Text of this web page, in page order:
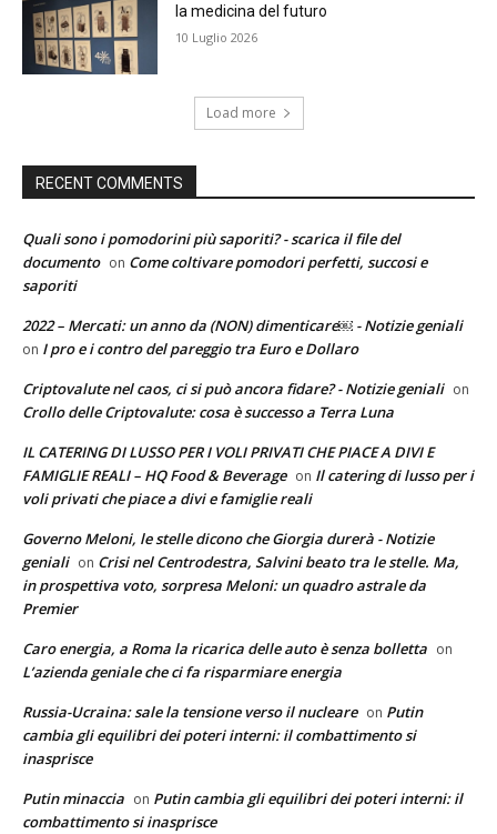
la medicina del futuro
10 Luglio 2026
Load more
RECENT COMMENTS
Quali sono i pomodorini più saporiti? - scarica il file del
documento on Come coltivare pomodori perfetti, succosi e
saporiti
2022 – Mercati: un anno da (NON) dimenticare￼ - Notizie geniali
on I pro e i contro del pareggio tra Euro e Dollaro
Criptovalute nel caos, ci si può ancora fidare? - Notizie geniali on
Crollo delle Criptovalute: cosa è successo a Terra Luna
IL CATERING DI LUSSO PER I VOLI PRIVATI CHE PIACE A DIVI E
FAMIGLIE REALI – HQ Food & Beverage on Il catering di lusso per i
voli privati che piace a divi e famiglie reali
Governo Meloni, le stelle dicono che Giorgia durerà - Notizie
geniali on Crisi nel Centrodestra, Salvini beato tra le stelle. Ma,
in prospettiva voto, sorpresa Meloni: un quadro astrale da
Premier
Caro energia, a Roma la ricarica delle auto è senza bolletta on
L’azienda geniale che ci fa risparmiare energia
Russia-Ucraina: sale la tensione verso il nucleare on Putin
cambia gli equilibri dei poteri interni: il combattimento si
inasprisce
Putin minaccia on Putin cambia gli equilibri dei poteri interni: il
combattimento si inasprisce